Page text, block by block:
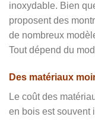
inoxydable. Bien
proposent des
de nombreux
Tout dépend du
Des matériaux
Le coût des
en bois est souvent